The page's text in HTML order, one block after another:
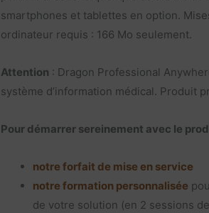
smartphones et tablettes en option.
ordinateur requis : 166 Mo seulement.
Attention : Dragon Professional
système d’information médical. Produit
Pour démarrer sereinement avec le
notre forfait de mise en service
notre formation personnalisée
de votre solution (en 2 sessions
mois